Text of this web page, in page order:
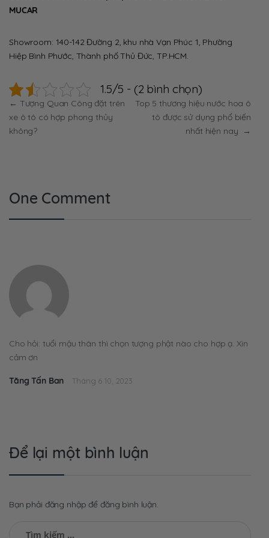
MUCAR
Showroom: 140-142 Đường 2, khu nhà Vạn Phúc 1, Phường
Hiệp Bình Phước, Thành phố Thủ Đức, TP.HCM.
1.5/5 - (2 bình chọn)
Điều
hướng
← Tượng Quan Công đặt trên
xe ô tô có hợp phong thủy
không?
Top 5 thương hiệu nước hoa ô
tô được sử dụng phổ biến
nhất hiện nay
→
One Comment
Cho hỏi: tuổi mậu thân thì chọn tượng phật nào cho hợp ạ. Xin
cảm ơn
Tăng Tấn Ban Tháng 6 10, 2023
Để lại một bình luận
Bạn phải đăng nhập để đăng bình luận.